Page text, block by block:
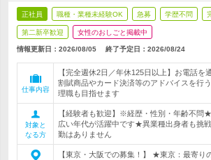
正社員 職種・業種未経験OK 急募 学歴不問
第二新卒歓迎 女性のおしごと掲載中
情報更新日：2026/08/05 終了予定日： 2026/08/24
仕事内容
【完全週休2日／年休125日以上】お電話を
割賦商品やカード決済等のアドバイスを行
理職も目指せます
対象と
なる方
【経験者も歓迎】※経歴・性別・年齢不問
広い年代が活躍中です★異業種出身者も挑
勤はありません
【東京・大阪での募集！】 ★東京：最寄り